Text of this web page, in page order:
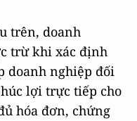
trên, doanh
trừ khi xác định
doanh nghiệp đối
lợi trực tiếp cho
hóa đơn, chứng